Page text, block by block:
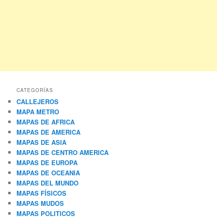
CATEGORÍAS
CALLEJEROS
MAPA METRO
MAPAS DE AFRICA
MAPAS DE AMERICA
MAPAS DE ASIA
MAPAS DE CENTRO AMERICA
MAPAS DE EUROPA
MAPAS DE OCEANIA
MAPAS DEL MUNDO
MAPAS FÍSICOS
MAPAS MUDOS
MAPAS POLITICOS